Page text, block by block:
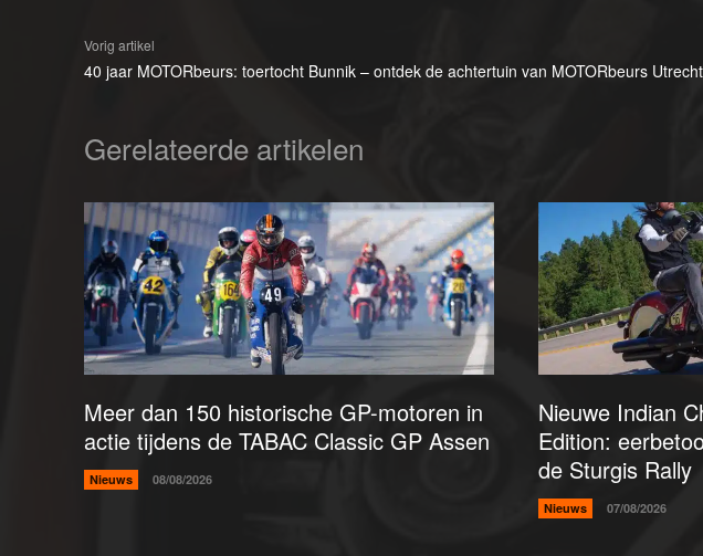
Vorig artikel
40 jaar MOTORbeurs: toertocht Bunnik – ontdek de achtertuin van MOTORbeurs Utrecht
Gerelateerde artikelen
Meer dan 150 historische GP-motoren in
actie tijdens de TABAC Classic GP Assen
Nieuws 08/08/2026
Nieuwe Indian
Edition:
de Sturgis Rally
Nieuws 07/08/2026